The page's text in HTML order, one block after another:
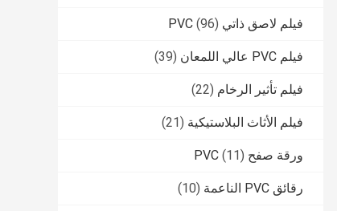
فيلم لاصق ذاتي PVC (96)
فيلم PVC عالي اللمعان (39)
فيلم تأثير الرخام (22)
فيلم الأثاث البلاستيكية (21)
ورقة صفح PVC (11)
رقائق PVC الناعمة (10)